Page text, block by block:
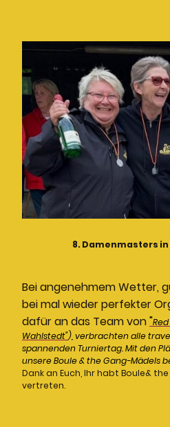
8. Damenmasters in
Bei angenehmem Wetter,
bei mal wieder perfekter
dafür an das Team von"
Wahlstedt"), verbrachten alle
spannenden Turniertag. Mit den
unsere Boule & the Gang-Mädels
Dank an Euch, Ihr habt Boule&
vertreten.